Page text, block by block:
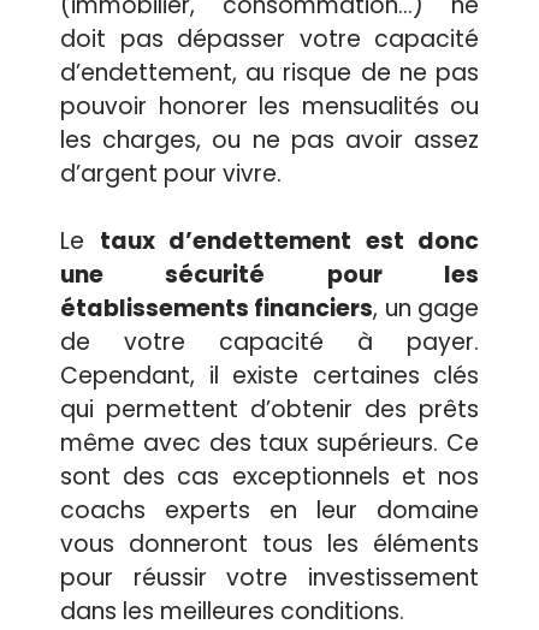
doit pas dépasser votre capacité
d’endettement, au risque de ne pas
pouvoir honorer les mensualités ou
les charges, ou ne pas avoir assez
d’argent pour vivre.
Le taux d’endettement est donc
une sécurité pour les
établissements financiers, un gage
de votre capacité à payer.
Cependant, il existe certaines clés
qui permettent d’obtenir des prêts
même avec des taux supérieurs. Ce
sont des cas exceptionnels et nos
coachs experts en leur domaine
vous donneront tous les éléments
pour réussir votre investissement
dans les meilleures conditions.